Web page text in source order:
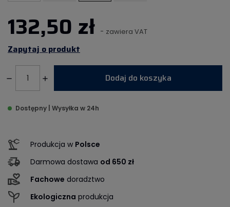
132,50 zł - zawiera VAT
Zapytaj o produkt
Dodaj do koszyka
Dostępny | Wysyłka w 24h
Produkcja w Polsce
Darmowa dostawa od 650 zł
Fachowe doradztwo
Ekologiczna produkcja